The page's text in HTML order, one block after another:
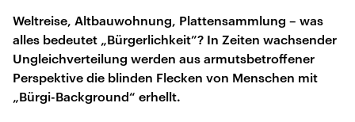
Weltreise, Altbauwohnung, Plattensammlung – was
alles bedeutet „Bürgerlichkeit”? In Zeiten wachsender
Ungleichverteilung werden aus armutsbetroffener
Perspektive die blinden Flecken von Menschen mit
„Bürgi-Background“ erhellt.